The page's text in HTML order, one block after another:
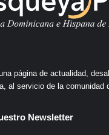
página de actualidad,
al servicio de la comunidad
Newsletter